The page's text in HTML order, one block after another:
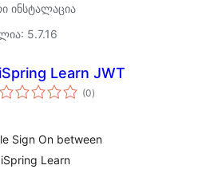
ინსტალაცია
5.7.16
iSpring Learn JWT
(0საერთო
რეიტინგი
)
Sign On between
Learn